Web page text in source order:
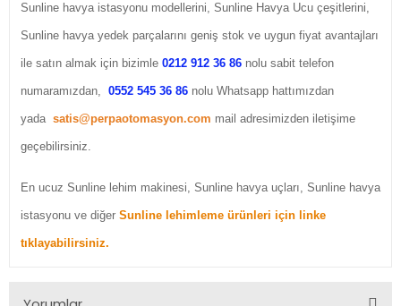
Sunline havya istasyonu modellerini, Sunline Havya Ucu çeşitlerini,
Sunline havya yedek parçalarını geniş stok ve uygun fiyat avantajları
ile satın almak için bizimle 0212 912 36 86 nolu sabit telefon
numaramızdan, 0552 545 36 86 nolu Whatsapp hattımızdan
yada satis@perpaotomasyon.com mail adresimizden iletişime
geçebilirsiniz.
En ucuz Sunline lehim makinesi, Sunline havya uçları, Sunline havya
istasyonu ve diğer Sunline lehimleme ürünleri için linke
tıklayabilirsiniz.